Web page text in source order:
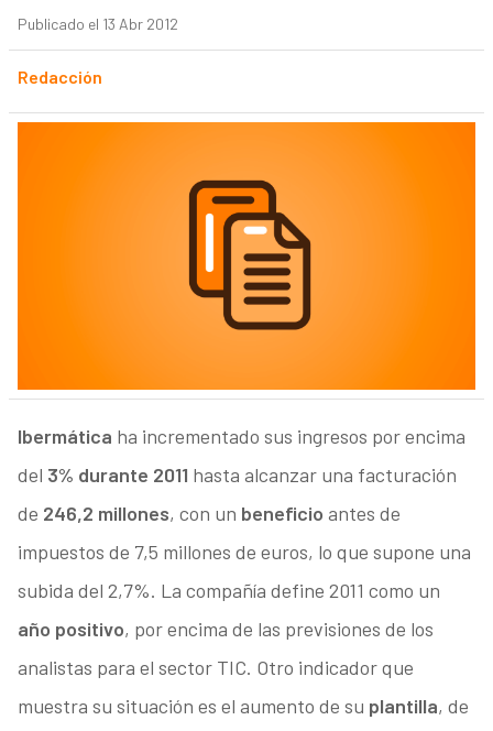
Publicado el 13 Abr 2012
Redacción
Ibermática ha incrementado sus ingresos por encima
del 3% durante 2011 hasta alcanzar una facturación
de 246,2 millones, con un beneficio antes de
impuestos de 7,5 millones de euros, lo que supone una
subida del 2,7%. La compañía define 2011 como un
año positivo, por encima de las previsiones de los
analistas para el sector TIC. Otro indicador que
muestra su situación es el aumento de su plantilla, de